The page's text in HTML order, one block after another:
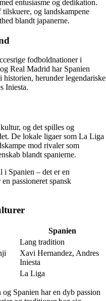
entusiasme og dedikation.
og landskampene
blandt japanerne.
fodboldnationer i
Real Madrid har Spanien
historien, herunder legendariske
Iniesta.
og det spilles og
De lokale ligaer som La Liga
mod rivaler som
blandt spanierne.
i Spanien – det er en
passioneret spansk
Spanien
Lang tradition
Xavi Hernandez, Andres
Iniesta
La Liga
Spanien har en dyb passion